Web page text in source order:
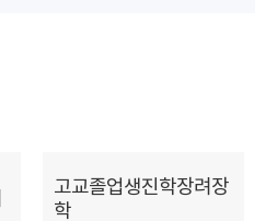
고교졸업생진학장려장
학